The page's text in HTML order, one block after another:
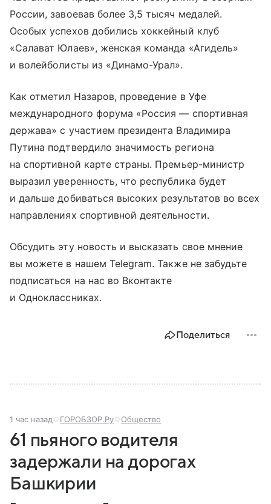
России, завоевав более 3,5 тысяч медалей.
Особых успехов добились хоккейный клуб
«Салават Юлаев», женская команда «Агидель»
и волейболисты из «Динамо-Урал».
Как отметил Назаров, проведение в Уфе
международного форума «Россия — спортивная
держава» с участием президента Владимира
Путина подтвердило значимость региона
на спортивной карте страны. Премьер-министр
выразил уверенность, что республика будет
и дальше добиваться высоких результатов во всех
направлениях спортивной деятельности.
Обсудить эту новость и высказать свое мнение
вы можете в нашем Telegram. Также не забудьте
подписаться на нас во Вконтакте
и Одноклассниках.
Поделиться
1 час назад ГОРОБЗОР.Ру Общество
61 пьяного водителя
задержали на дорогах
Башкирии